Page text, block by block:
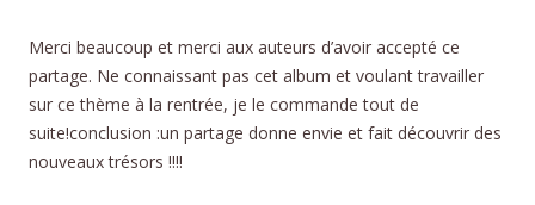
Merci beaucoup et merci aux auteurs d’avoir accepté ce
partage. Ne connaissant pas cet album et voulant travailler
sur ce thème à la rentrée, je le commande tout de
suite!conclusion :un partage donne envie et fait découvrir des
nouveaux trésors !!!!